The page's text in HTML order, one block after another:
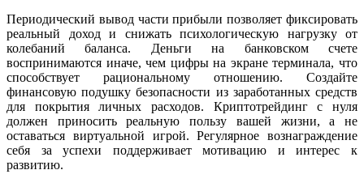
Периодический вывод части прибыли позволяет фиксировать
реальный доход и снижать психологическую нагрузку от
колебаний баланса. Деньги на банковском счете
воспринимаются иначе, чем цифры на экране терминала, что
способствует рациональному отношению. Создайте
финансовую подушку безопасности из заработанных средств
для покрытия личных расходов. Криптотрейдинг с нуля
должен приносить реальную пользу вашей жизни, а не
оставаться виртуальной игрой. Регулярное вознаграждение
себя за успехи поддерживает мотивацию и интерес к
развитию.